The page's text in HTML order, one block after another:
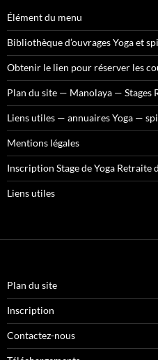
Élément du menu
Bibliothèque d’ouvrages Yoga et
Obtenir le lien pour réserver les
Plan du site — Manolaya — Stages
Liens utiles — annuaires Yoga —
Mentions légales
Inscription Stage de Yoga Retraite
Liens utiles
Plan du site
Inscription
Contactez-nous